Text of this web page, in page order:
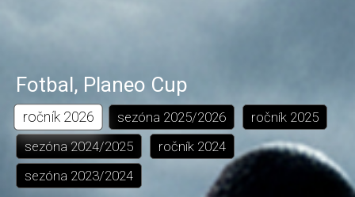
Fotbal, Planeo Cup
ročník 2026 sezóna 2025/2026 ročník 2025
sezóna 2024/2025 ročník 2024
sezóna 2023/2024